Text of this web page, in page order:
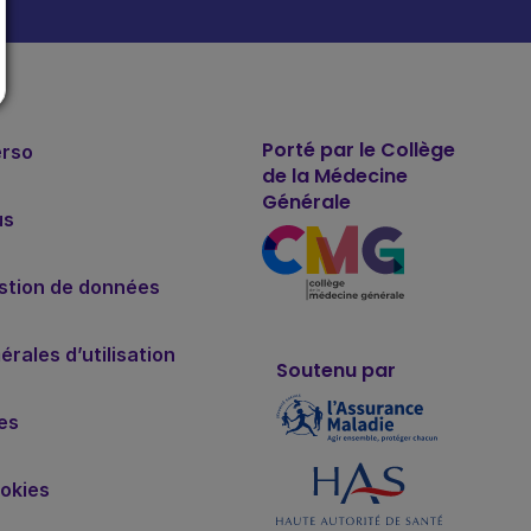
de données
d’utilisation
Porté par le Collège
de la Médecine
Générale
Soutenu par